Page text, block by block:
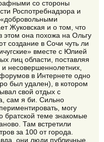
со стороны
Роспотребнадзора и
Жуковская и о том, что
этом она похожа на Ольгу
создание в Сочи чуть ли
вместе с Юлией
лиц области, поставляя
несовершеннолетних,
в Интернете одно
был удален), в котором
свой отдых с
сам я би. Сильно
могу
братской теме знакомые
Там встретили
за 100 от города.
они люди публичные,